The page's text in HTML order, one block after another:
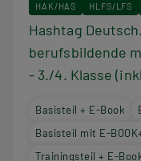
HAK/HAS HLFS/LFS
Hashtag
berufsbildende
- 3./4. Klasse
Basisteil + E-Book
Basisteil mit E-
Trainingsteil + E-